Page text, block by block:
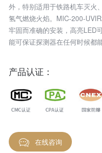
外，特别适用于铁路机车灭火
氢气燃烧火焰。MIC-200-
牢固而准确的安装，高亮LED
能可保证探测器在任何时候都
产品认证：
在线咨询